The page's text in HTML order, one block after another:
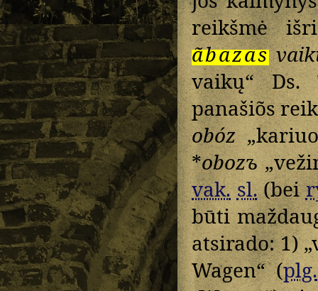
reikšmė
ãbazas
vaikų“
panašiõs
obóz
*obozъ
vak. sl.(bei
būti
atsirado: 1)
Wagen“ (plg.